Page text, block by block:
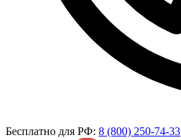
Бесплатно для РФ: 8 (800) 250-74-33